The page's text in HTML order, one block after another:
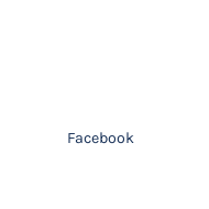
Facebook